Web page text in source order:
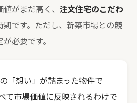
がまだ高く、 注文住宅のこだわ
期です。ただし、新築市場との競
必要です。
「想い」が詰まった物件で
て市場価値に反映されるわけで